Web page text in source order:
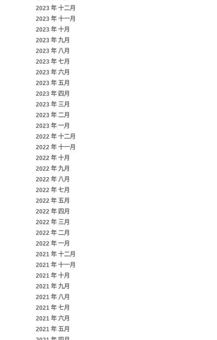
2023 年 十二月
2023 年 十一月
2023 年 十月
2023 年 九月
2023 年 八月
2023 年 七月
2023 年 六月
2023 年 五月
2023 年 四月
2023 年 三月
2023 年 二月
2023 年 一月
2022 年 十二月
2022 年 十一月
2022 年 十月
2022 年 九月
2022 年 八月
2022 年 七月
2022 年 五月
2022 年 四月
2022 年 三月
2022 年 二月
2022 年 一月
2021 年 十二月
2021 年 十一月
2021 年 十月
2021 年 九月
2021 年 八月
2021 年 七月
2021 年 六月
2021 年 五月